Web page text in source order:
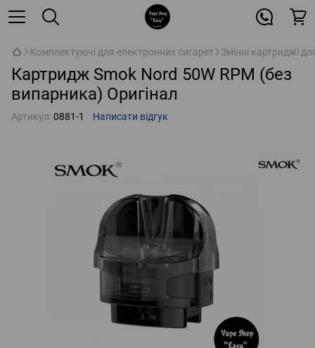
Комплектуючі для електронних сигарет Змінні картриджі
Картридж Smok Nord 50W RPM (без
випарника) Оригінал
Артикул: 0881-1 Написати відгук